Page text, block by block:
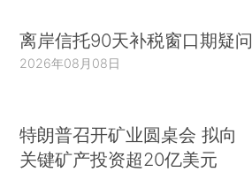
离岸信托90天补税窗口期疑问
2026年08月08日
特朗普召开矿业圆桌会 拟向
关键矿产投资超20亿美元